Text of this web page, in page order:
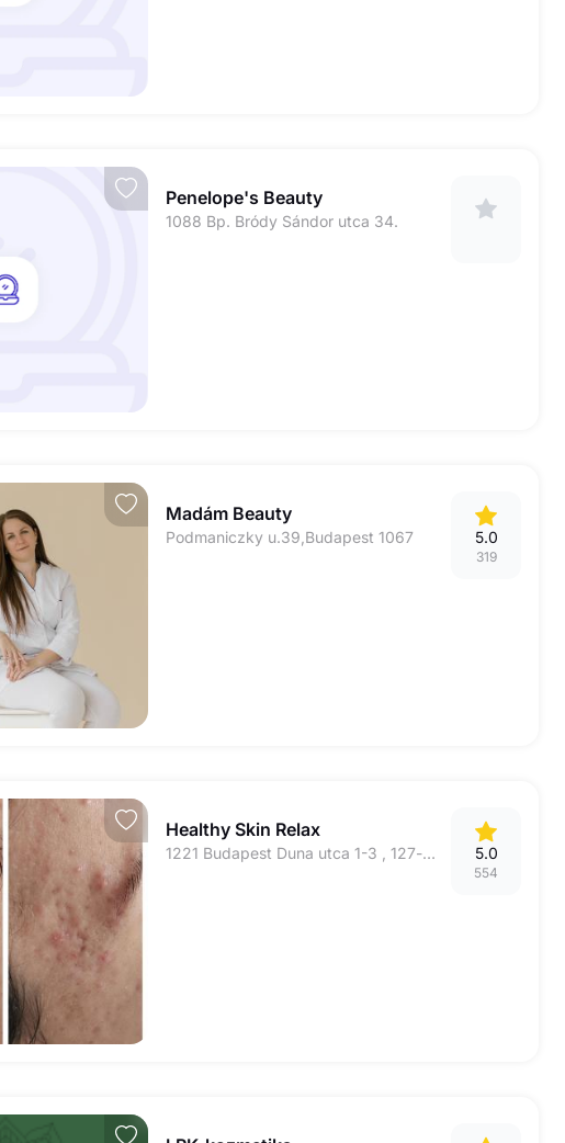
Penelope's Beauty
1088 Bp. Bródy Sándor utca 34.
Madám Beauty
Podmaniczky u.39,Budapest 1067 5.0
319
Healthy Skin Relax
1221 Budapest Duna utca 1-3 , 127-es kapucsengő, 2.em. 5.0
554